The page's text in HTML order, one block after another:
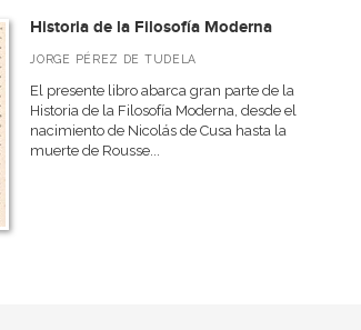
Historia de la Filosofía Moderna
JORGE PÉREZ DE TUDELA
El presente libro abarca gran parte de la
Historia de la Filosofía Moderna, desde el
nacimiento de Nicolás de Cusa hasta la
muerte de Rousse...